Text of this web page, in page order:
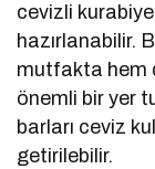
cevizli
hazırlanabilir.
mutfakta hem
önemli bir yer
barları ceviz
getirilebilir.